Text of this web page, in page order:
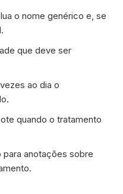
o nome genérico e, se
que deve ser
ao dia o
quando o tratamento
para anotações sobre